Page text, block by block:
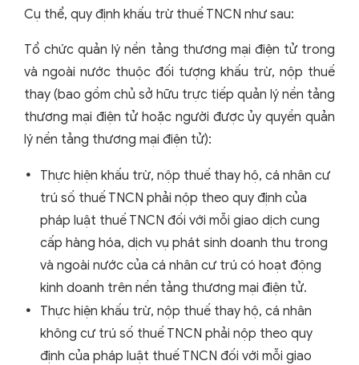
Cụ thể, quy định khấu trừ thuế TNCN như sau:
Tổ chức quản lý nền tảng thương mại điện tử trong
và ngoài nước thuộc đối tượng khấu trừ, nộp thuế
thay (bao gồm chủ sở hữu trực tiếp quản lý nền tảng
thương mại điện tử hoặc người được ủy quyền quản
lý nền tảng thương mại điện tử):
Thực hiện khấu trừ, nộp thuế thay hộ, cá nhân cư
trú số thuế TNCN phải nộp theo quy định của
pháp luật thuế TNCN đối với mỗi giao dịch cung
cấp hàng hóa, dịch vụ phát sinh doanh thu trong
và ngoài nước của cá nhân cư trú có hoạt động
kinh doanh trên nền tảng thương mại điện tử.
Thực hiện khấu trừ, nộp thuế thay hộ, cá nhân
không cư trú số thuế TNCN phải nộp theo quy
định của pháp luật thuế TNCN đối với mỗi giao